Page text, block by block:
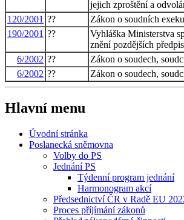
jejich zproštění a
120/2001 ??
Zákon o soudních
190/2001 ??
Vyhláška Ministerstva
znění pozdějších
6/2002 ??
Zákon o soudech,
6/2002 ?? Zákon o soudech,
Hlavní menu
Úvodní stránka
Poslanecká sněmovna
Volby do PS
Jednání PS
Týdenní program jednání
Harmonogram akcí
Předsednictví ČR v Radě EU
Proces příjímání zákonů